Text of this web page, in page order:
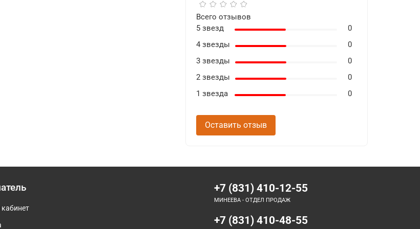
Всего отзывов
5 звезд
0
4 звезды
0
3 звезды
0
2 звезды
0
1 звезда
0
Оставить отзыв
+7 (831) 410-12-55
МИНЕЕВА - ОТДЕЛ ПРОДАЖ
+7 (831) 410-48-55